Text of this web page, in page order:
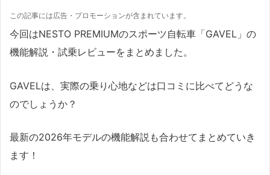
この記事には広告・プロモーションが含まれています。
今回はNESTO PREMIUMのスポーツ自転車「GAVEL」の
機能解説・試乗レビューをまとめました。
GAVELは、実際の乗り心地などは口コミに比べてどうな
のでしょうか？
最新の2026年モデルの機能解説も合わせてまとめていき
ます！